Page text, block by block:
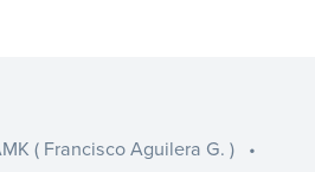
( Francisco Aguilera G. ) •